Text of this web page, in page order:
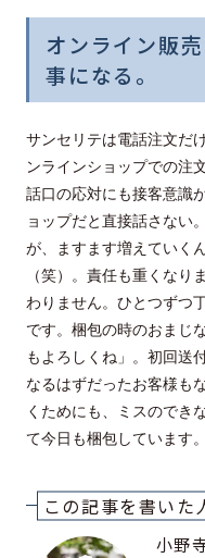
オンライン販
事になる。
サンセリテは電話注文だ
ンラインショップでの注
話口の応対にも接客意識
ョップだと直接話さない
が、ますます増えていく
（笑）。責任も重くなり
わりません。ひとつずつ
です。梱包の時のおまじ
もよろしくね」。初回送
なるはずだったお客様も
くためにも、ミスのでき
て今日も梱包しています。
この記事を書いた
小野